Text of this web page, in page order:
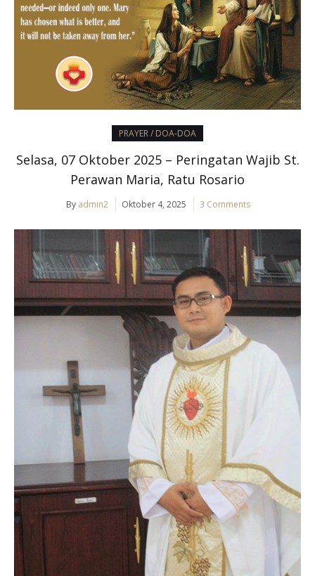
PRAYER / DOA-DOA
Selasa, 07 Oktober 2025 – Peringatan Wajib St.
Perawan Maria, Ratu Rosario
By admin2 Oktober 4, 2025 3 Comments